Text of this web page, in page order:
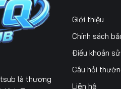
là thương
Giới thiệu
Chính sách
Điều khoản
Câu hỏi
Liên hệ